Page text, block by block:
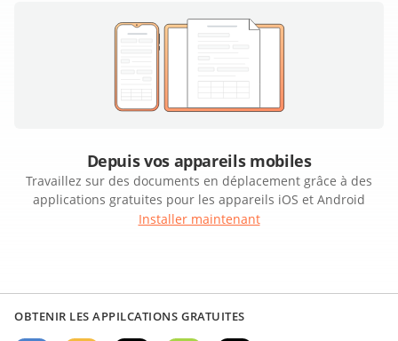
Depuis vos appareils mobiles
Travaillez sur des documents en déplacement grâce à des
applications gratuites pour les appareils iOS et Android
Installer maintenant
OBTENIR LES APPILCATIONS GRATUITES